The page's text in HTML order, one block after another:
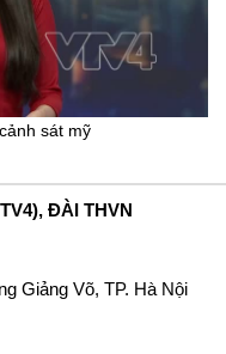
sát mỹ
ĐÀI THVN
Giảng Võ, TP. Hà Nội